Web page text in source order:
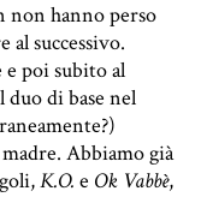
non hanno perso
al successivo.
poi subito al
di base nel
Abbiamo già
K.O. e Ok Vabbè,